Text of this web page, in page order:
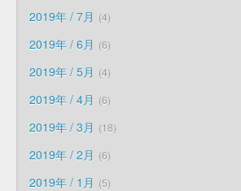
2019年 / 7月 4
2019年 / 6月 6
2019年 / 5月 4
2019年 / 4月 6
2019年 / 3月 18
2019年 / 2月 6
2019年 / 1月 5